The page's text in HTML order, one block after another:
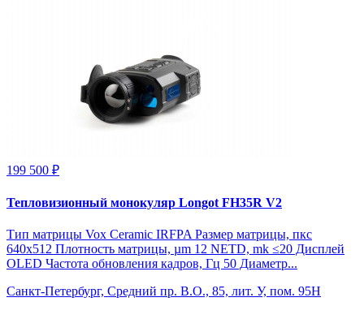
199 500 ₽
Тепловизионный монокуляр Longot FH35R V2
Тип матрицы Vox Ceramic IRFPA Размер матрицы, пкс
640x512 Плотность матрицы, µm 12 NETD, mk ≤20 Дисплей
OLED Частота обновления кадров, Гц 50 Диаметр...
Санкт-Петербург, Средний пр. В.О., 85, лит. У, пом. 95Н